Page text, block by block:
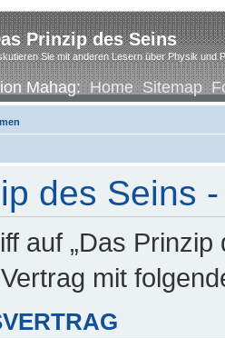
Prinzip des Seins
Sie mit anderen Lesern über Physik und
Mahag:Home Sitemap
des Seins
auf „Das
mit